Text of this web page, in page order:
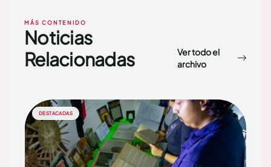
MÁS CONTENIDO
Noticias
Relacionadas
Ver todo el
archivo
DESTACADAS